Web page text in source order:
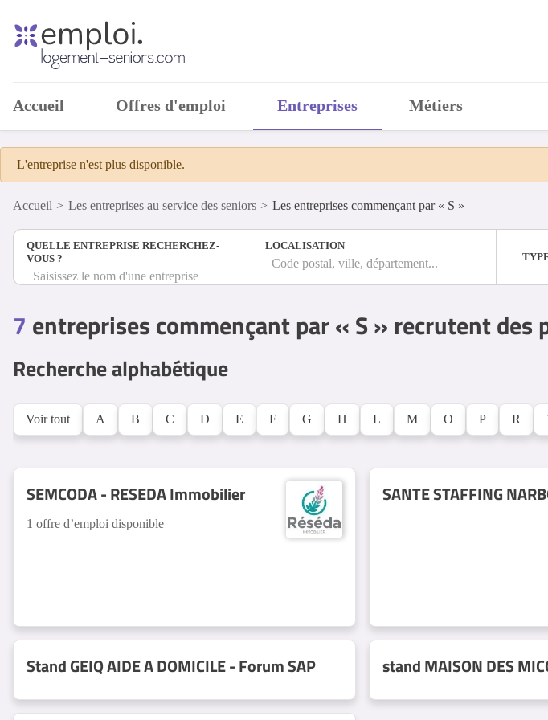
Accueil Offres d'emploi Entreprises Métiers
L'entreprise n'est plus disponible.
Accueil Les entreprises au service des seniors Les entreprises commençant par « S »
QUELLE ENTREPRISE RECHERCHEZ-
VOUS ?
Saisissez le nom d'une entreprise
LOCALISATION
Code postal, ville, département...
7 entreprises commençant par « S » recrutent
Recherche alphabétique
Voir tout A B C D E F G H L M O P R
SEMCODA - RESEDA Immobilier
1 offre d’emploi disponible
SANTE STAFFING
Stand GEIQ AIDE A DOMICILE - Forum SAP stand MAISON DES